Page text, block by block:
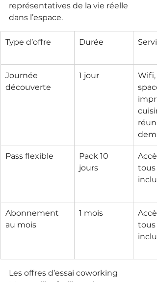
représentatives de la vie réelle
dans l’espace.
Type d’offre Durée
Journée
découverte
1 jour
Wifi,
Pass flexible
Pack 10
jours
tous
inclus
Abonnement
au mois
1 mois
tous
inclus
Les offres d’essai coworking